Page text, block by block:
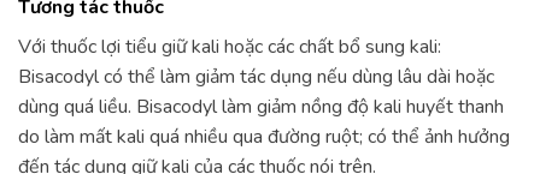
Tương tác thuốc
Với thuốc lợi tiểu giữ kali hoặc các chất bổ sung kali:
Bisacodyl có thể làm giảm tác dụng nếu dùng lâu dài hoặc
dùng quá liều. Bisacodyl làm giảm nồng độ kali huyết thanh
do làm mất kali quá nhiều qua đường ruột; có thể ảnh hưởng
đến tác dụng giữ kali của các thuốc nói trên.